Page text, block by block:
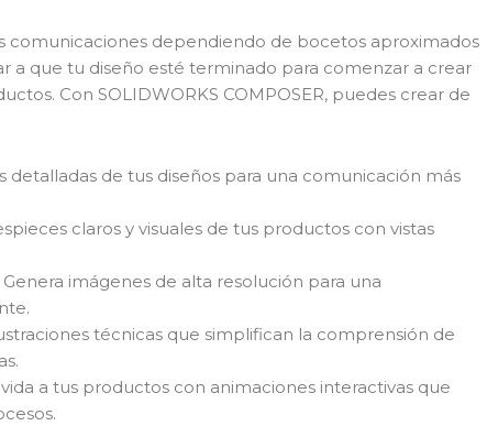
comunicaciones dependiendo de bocetos aproximados
a que tu diseño esté terminado para comenzar a crear
Con SOLIDWORKS COMPOSER, puedes crear de
detalladas de tus diseños para una comunicación más
claros y visuales de tus productos con vistas
Genera imágenes de alta resolución para una
técnicas que simplifican la comprensión de
a tus productos con animaciones interactivas que